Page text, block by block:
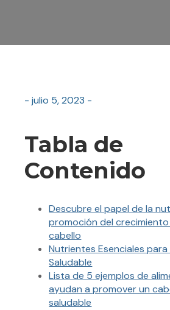
- julio 5, 2023 -
Tabla de
Contenido
Descubre el papel de la
promoción del
cabello
Nutrientes Esenciales para
Saludable
Lista de 5 ejemplos de
ayudan a promover un
saludable